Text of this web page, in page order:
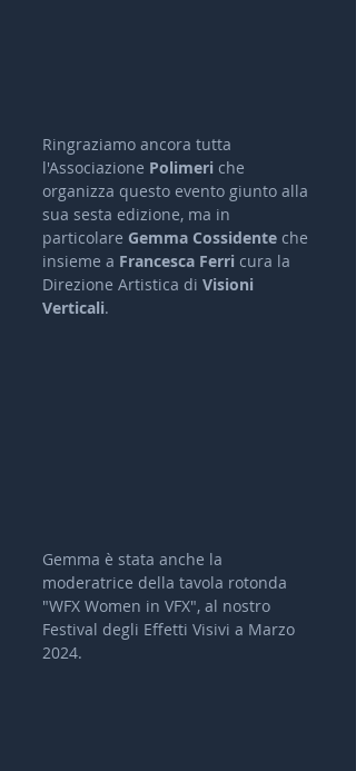
Ringraziamo ancora tutta
l'Associazione Polimeri che
organizza questo evento giunto alla
sua sesta edizione, ma in
particolare Gemma Cossidente che
insieme a Francesca Ferri cura la
Direzione Artistica di Visioni
Verticali.
Gemma è stata anche la
moderatrice della tavola rotonda
"WFX Women in VFX", al nostro
Festival degli Effetti Visivi a Marzo
2024.